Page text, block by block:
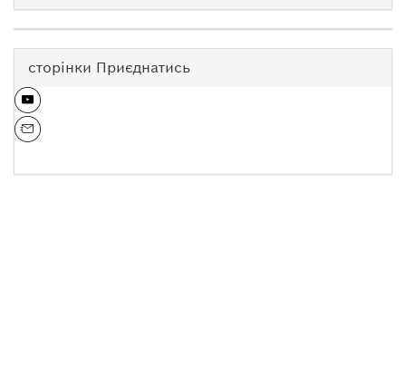
сторінки Приєднатись